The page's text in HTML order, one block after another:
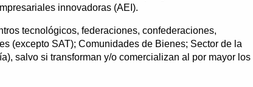
innovadoras (AEI).
tecnológicos, federaciones, confederaciones,
(excepto SAT); Comunidades de Bienes; Sector de la
salvo si transforman y/o comercializan al por mayor los